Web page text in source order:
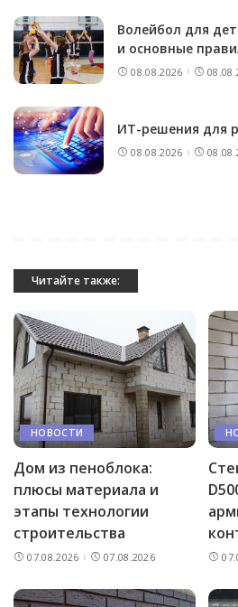
Волейбол для
и основные
08.08.2026
ИТ-решения для
08.08.2026
Читайте также:
НОВОСТИ
Дом из пеноблока:
плюсы материала и
этапы технологии
строительства
07.08.2026 07.08.2026